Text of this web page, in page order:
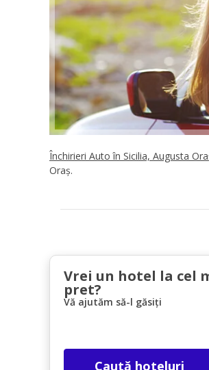
Închirieri Auto în Sicilia, Augusta
Oraș.
Vrei un hotel la cel
pret?
Vă ajutăm să-l găsiți
Caută hoteluri